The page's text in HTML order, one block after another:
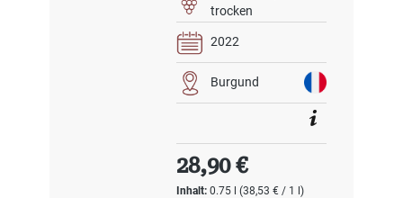
trocken
2022
Burgund
Inhalt:0.75 l(38,53 € / 1 l)
Regulärer Preis:
28,90 €